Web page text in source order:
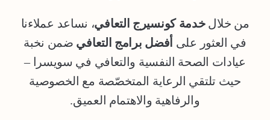
من خلالخدمة كونسيرج التعافي، نساعد عملاءنا
في العثور على أفضل برامج التعافي ضمن نخبة
عيادات الصحة النفسية والتعافي في سويسرا –
حيث تلتقي الرعاية المتخصّصة مع الخصوصية
والرفاهية والاهتمام العميق.